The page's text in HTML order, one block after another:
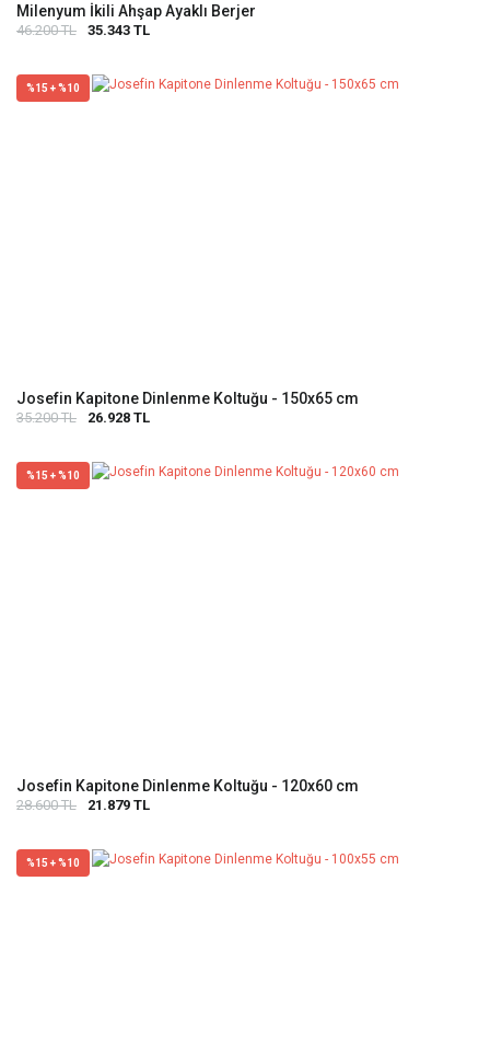
Milenyum İkili Ahşap Ayaklı Berjer
46.200 TL 35.343 TL
%15 + %10
Josefin Kapitone Dinlenme Koltuğu - 150x65 cm
35.200 TL 26.928 TL
%15 + %10
Josefin Kapitone Dinlenme Koltuğu - 120x60 cm
28.600 TL 21.879 TL
%15 + %10